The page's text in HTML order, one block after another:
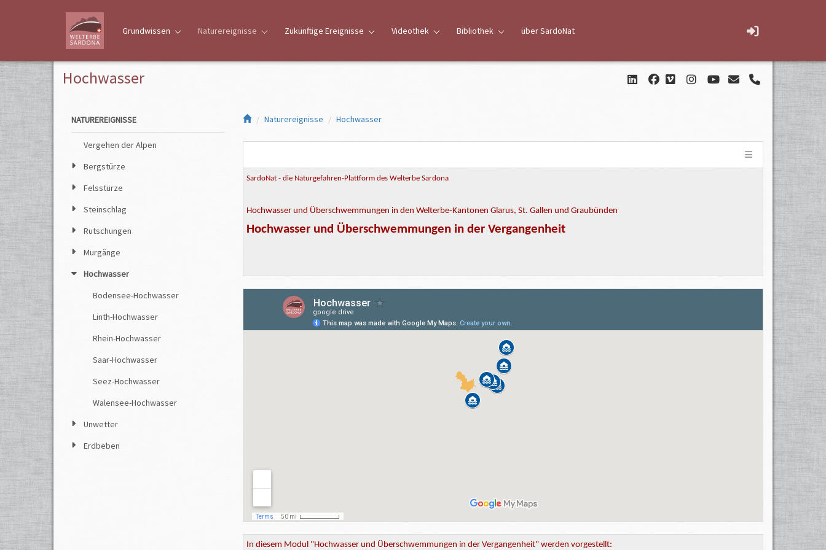
Grundwissen Naturereignisse Zukünftige Ereignisse Videothek Bibliothek über SardoNat
Hochwasser
Naturereignisse Hochwasser
SardoNat - die Naturgefahren-Plattform des Welterbe Sardona
Hochwasser und Überschwemmungen in den Welterbe-Kantonen Glarus, St. Gallen und Graubünden
Hochwasser und Überschwemmungen in der Vergangenheit
In diesem Modul "Hochwasser und Überschwemmungen in der Vergangenheit" werden vorgestellt:
NATUREREIGNISSE
Vergehen der Alpen
Bergstürze
Felsstürze
Steinschlag
Rutschungen
Murgänge
Hochwasser
Bodensee-Hochwasser
Linth-Hochwasser
Rhein-Hochwasser
Saar-Hochwasser
Seez-Hochwasser
Walensee-Hochwasser
Unwetter
Erdbeben